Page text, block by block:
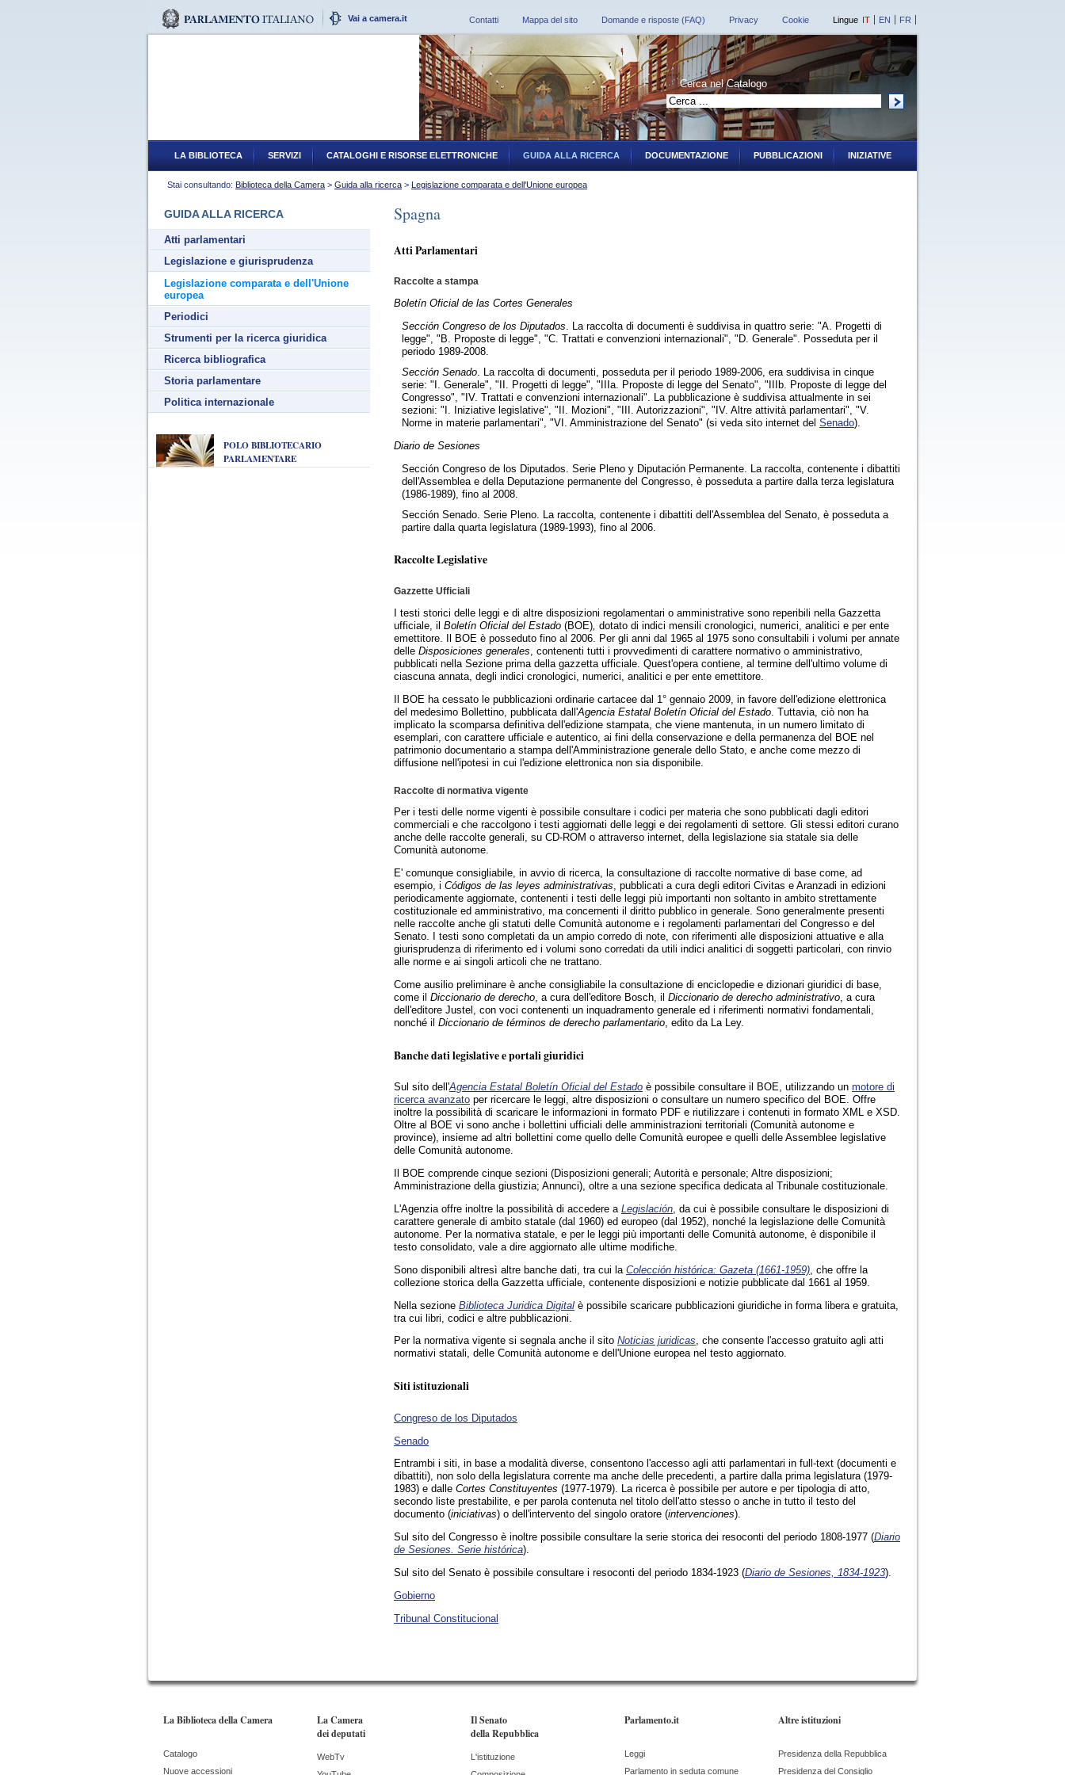
Vai a camera.it Contatti Mappa del sito Domande e risposte (FAQ) Privacy Cookie Lingue IT EN FR
Cerca nel Catalogo
--------------------------------------------
LA BIBLIOTECA SERVIZI CATALOGHI E RISORSE ELETTRONICHE GUIDA ALLA RICERCA DOCUMENTAZIONE PUBBLICAZIONI INIZIATIVE
Stai consultando: Biblioteca della Camera > Guida alla ricerca > Legislazione comparata e dell'Unione europea
GUIDA ALLA RICERCA
Atti parlamentari
Legislazione e giurisprudenza
Legislazione comparata e dell'Unione
europea
Periodici
Strumenti per la ricerca giuridica
Ricerca bibliografica
Storia parlamentare
Politica internazionale
POLO BIBLIOTECARIO
PARLAMENTARE
Spagna
Atti Parlamentari
Raccolte a stampa
Boletín Oficial de las Cortes Generales
Sección Congreso de los Diputados. La raccolta di documenti è suddivisa in quattro serie: "A. Progetti di
legge", "B. Proposte di legge", "C. Trattati e convenzioni internazionali", "D. Generale". Posseduta per il
periodo 1989-2008.
Sección Senado. La raccolta di documenti, posseduta per il periodo 1989-2006, era suddivisa in cinque
serie: "I. Generale", "II. Progetti di legge", "IIIa. Proposte di legge del Senato", "IIIb. Proposte di legge del
Congresso", "IV. Trattati e convenzioni internazionali". La pubblicazione è suddivisa attualmente in sei
sezioni: "I. Iniziative legislative", "II. Mozioni", "III. Autorizzazioni", "IV. Altre attività parlamentari", "V.
Norme in materie parlamentari", "VI. Amministrazione del Senato" (si veda sito internet del Senado).
Diario de Sesiones
Sección Congreso de los Diputados. Serie Pleno y Diputación Permanente. La raccolta, contenente i dibattiti
dell'Assemblea e della Deputazione permanente del Congresso, è posseduta a partire dalla terza legislatura
(1986-1989), fino al 2008.
Sección Senado. Serie Pleno. La raccolta, contenente i dibattiti dell'Assemblea del Senato, è posseduta a
partire dalla quarta legislatura (1989-1993), fino al 2006.
Raccolte Legislative
Gazzette Ufficiali
I testi storici delle leggi e di altre disposizioni regolamentari o amministrative sono reperibili nella Gazzetta
ufficiale, il Boletín Oficial del Estado (BOE) dotato di indici mensili cronologici, numerici, analitici e per ente
emettitore. Il BOE è posseduto fino al 2006. Per gli anni dal 1965 al 1975 sono consultabili i volumi per annate
delle Disposiciones generales , contenenti tutti i provvedimenti di carattere normativo o amministrativo,
pubblicati nella Sezione prima della gazzetta ufficiale. Quest'opera contiene, al termine dell'ultimo volume di
ciascuna annata, degli indici cronologici, numerici, analitici e per ente emettitore.
Il BOE ha cessato le pubblicazioni ordinarie cartacee dal 1° gennaio 2009, in favore dell'edizione elettronica
del medesimo Bollettino, pubblicata dall'Agencia Estatal Boletín Oficial del Estado . Tuttavia, ciò non ha
implicato la scomparsa definitiva dell'edizione stampata, che viene mantenuta, in un numero limitato di
esemplari, con carattere ufficiale e autentico, ai fini della conservazione e della permanenza del BOE nel
patrimonio documentario a stampa dell'Amministrazione generale dello Stato, e anche come mezzo di
diffusione nell'ipotesi in cui l'edizione elettronica non sia disponibile.
Raccolte di normativa vigente
Per i testi delle norme vigenti è possibile consultare i codici per materia che sono pubblicati dagli editori
commerciali e che raccolgono i testi aggiornati delle leggi e dei regolamenti di settore. Gli stessi editori curano
anche delle raccolte generali, su CD-ROM o attraverso internet, della legislazione sia statale sia delle
Comunità autonome.
E' comunque consigliabile, in avvio di ricerca, la consultazione di raccolte normative di base come, ad
esempio, i Códigos de las leyes administrativas, pubblicati a cura degli editori Civitas e Aranzadi in edizioni
periodicamente aggiornate, contenenti i testi delle leggi più importanti non soltanto in ambito strettamente
costituzionale ed amministrativo, ma concernenti il diritto pubblico in generale. Sono generalmente presenti
nelle raccolte anche gli statuti delle Comunità autonome e i regolamenti parlamentari del Congresso e del
Senato. I testi sono completati da un ampio corredo di note, con riferimenti alle disposizioni attuative e alla
giurisprudenza di riferimento ed i volumi sono corredati da utili indici analitici di soggetti particolari, con rinvio
alle norme e ai singoli articoli che ne trattano.
Come ausilio preliminare è anche consigliabile la consultazione di enciclopedie e dizionari giuridici di base,
come il Diccionario de derecho , a cura dell'editore Bosch, il Diccionario de derecho administrativo , a cura
dell'editore Justel, con voci contenenti un inquadramento generale ed i riferimenti normativi fondamentali,
nonché il Diccionario de términos de derecho parlamentario , edito da La Ley.
Banche dati legislative e portali giuridici
Sul sito dell'Agencia Estatal Boletín Oficial del Estado è possibile consultare il BOE, utilizzando un motore di
ricerca avanzato per ricercare le leggi, altre disposizioni o consultare un numero specifico del BOE. Offre
inoltre la possibilità di scaricare le informazioni in formato PDF e riutilizzare i contenuti in formato XML e XSD.
Oltre al BOE vi sono anche i bollettini ufficiali delle amministrazioni territoriali (Comunità autonome e
province), insieme ad altri bollettini come quello delle Comunità europee e quelli delle Assemblee legislative
delle Comunità autonome.
Il BOE comprende cinque sezioni (Disposizioni generali; Autorità e personale; Altre disposizioni;
Amministrazione della giustizia; Annunci), oltre a una sezione specifica dedicata al Tribunale costituzionale.
L'Agenzia offre inoltre la possibilità di accedere a Legislación , da cui è possibile consultare le disposizioni di
carattere generale di ambito statale (dal 1960) ed europeo (dal 1952), nonché la legislazione delle Comunità
autonome. Per la normativa statale, e per le leggi più importanti delle Comunità autonome, è disponibile il
testo consolidato, vale a dire aggiornato alle ultime modifiche.
Sono disponibili altresì altre banche dati, tra cui la Colección histórica: Gazeta (1661-1959) , che offre la
collezione storica della Gazzetta ufficiale, contenente disposizioni e notizie pubblicate dal 1661 al 1959.
Nella sezione Biblioteca Juridica Digital è possibile scaricare pubblicazioni giuridiche in forma libera e gratuita,
tra cui libri, codici e altre pubblicazioni.
Per la normativa vigente si segnala anche il sito Noticias juridicas, che consente l'accesso gratuito agli atti
normativi statali, delle Comunità autonome e dell'Unione europea nel testo aggiornato.
Siti istituzionali
Congreso de los Diputados
Senado
Entrambi i siti, in base a modalità diverse, consentono l'accesso agli atti parlamentari in full-text (documenti e
dibattiti), non solo della legislatura corrente ma anche delle precedenti, a partire dalla prima legislatura (1979-
1983) e dalle Cortes Constituyentes (1977-1979). La ricerca è possibile per autore e per tipologia di atto,
secondo liste prestabilite, e per parola contenuta nel titolo dell'atto stesso o anche in tutto il testo del
documento (iniciativas) o dell'intervento del singolo oratore (intervenciones).
Sul sito del Congresso è inoltre possibile consultare la serie storica dei resoconti del periodo 1808-1977 (Diario
de Sesiones. Serie histórica).
Sul sito del Senato è possibile consultare i resoconti del periodo 1834-1923 (Diario de Sesiones, 1834-1923).
Gobierno
Tribunal Constitucional
La Biblioteca della Camera
Catalogo
Nuove accessioni
La Camera
dei deputati
WebTv
Il Senato
della Repubblica
L'istituzione
Parlamento.it
Leggi
Parlamento in seduta comune
Altre istituzioni
Presidenza della Repubblica
Presidenza del Consiglio